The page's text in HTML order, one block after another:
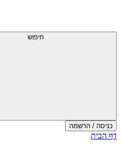
חיפוש
כניסה / הרשמה
דף הבית